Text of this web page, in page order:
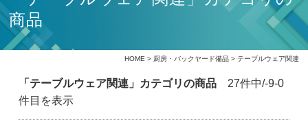
商品
HOME > 厨房・バックヤード備品> テーブルウェア関連
「テーブルウェア関連」カテゴリの商品27件中/-9-0
件目を表示